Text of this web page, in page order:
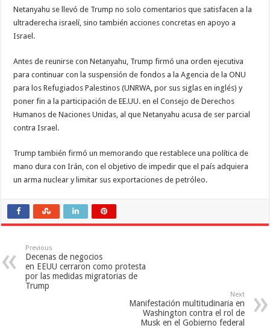
Netanyahu se llevó de Trump no solo comentarios que satisfacen a la
ultraderecha israelí, sino también acciones concretas en apoyo a
Israel.
Antes de reunirse con Netanyahu, Trump firmó una orden ejecutiva
para continuar con la suspensión de fondos a la Agencia de la ONU
para los Refugiados Palestinos (UNRWA, por sus siglas en inglés) y
poner fin a la participación de EE.UU. en el Consejo de Derechos
Humanos de Naciones Unidas, al que Netanyahu acusa de ser parcial
contra Israel.
Trump también firmó un memorando que restablece una política de
mano dura con Irán, con el objetivo de impedir que el país adquiera
un arma nuclear y limitar sus exportaciones de petróleo.
Previous
Decenas de negocios
en EEUU cerraron como protesta
por las medidas migratorias de
Trump
Next
Manifestación multitudinaria en
Washington contra el rol de
Musk en el Gobierno federal